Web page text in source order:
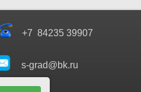
+7 84235 39907
s-grad@bk.ru